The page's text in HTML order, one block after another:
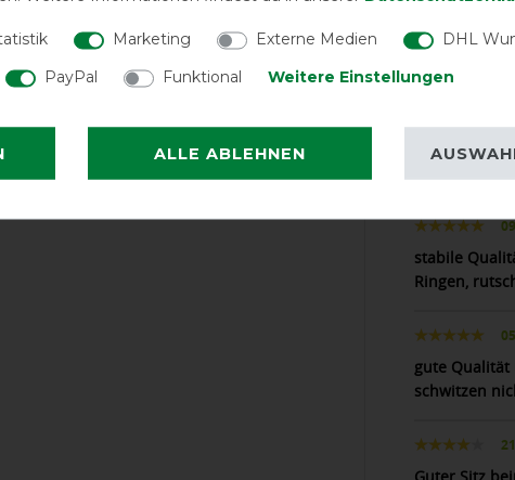
gewaschen oder auch repariert
Ersatzdecke parat. Dein
LATEST
stabile
Ringen,
gute Qualität
schwitzen
Marketing Externe Medien
DHL
PayPal
Funktional Weitere Einstellungen
ALLE ABLEHNEN